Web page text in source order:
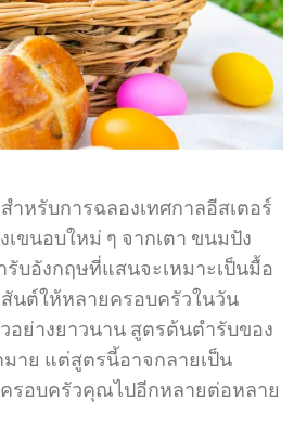
หรับการฉลองเทศกาลอีสเตอร์
ขนอบใหม่ ๆ จากเตา ขนมปัง
รับอังกฤษที่แสนจะเหมาะเป็นมื้อ
นต์ให้หลายครอบครัวในวัน
อย่างยาวนาน สูตรต้นตำรับของ
าย แต่สูตรนี้อาจกลายเป็น
รอบครัวคุณไปอีกหลายต่อหลาย